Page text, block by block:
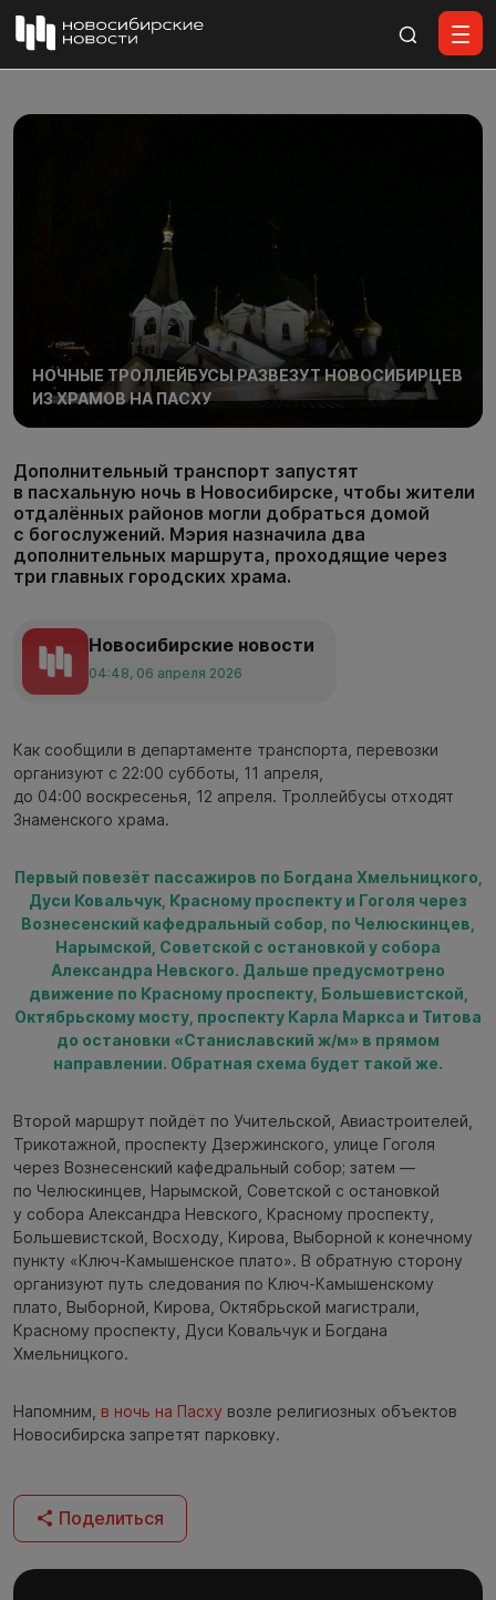
НОЧНЫЕ ТРОЛЛЕЙБУСЫ РАЗВЕЗУТ НОВОСИБИРЦЕВ
ИЗ ХРАМОВ НА ПАСХУ
Дополнительный транспорт запустят
в пасхальную ночь в Новосибирске, чтобы жители
отдалённых районов могли добраться домой
с богослужений. Мэрия назначила два
дополнительных маршрута, проходящие через
три главных городских храма.
Новосибирские новости
04:48, 06 апреля 2026
Как сообщили в департаменте транспорта, перевозки
организуют с 22:00 субботы, 11 апреля,
до 04:00 воскресенья, 12 апреля. Троллейбусы отходят
Знаменского храма.
Первый повезёт пассажиров по Богдана Хмельницкого,
Дуси Ковальчук, Красному проспекту и Гоголя через
Вознесенский кафедральный собор, по Челюскинцев,
Нарымской, Советской с остановкой у собора
Александра Невского. Дальше предусмотрено
движение по Красному проспекту, Большевистской,
Октябрьскому мосту, проспекту Карла Маркса и Титова
до остановки «Станиславский ж/м» в прямом
направлении. Обратная схема будет такой же.
Второй маршрут пойдёт по Учительской, Авиастроителей,
Трикотажной, проспекту Дзержинского, улице Гоголя
через Вознесенский кафедральный собор; затем —
по Челюскинцев, Нарымской, Советской с остановкой
у собора Александра Невского, Красному проспекту,
Большевистской, Восходу, Кирова, Выборной к конечному
пункту «Ключ-Камышенское плато». В обратную сторону
организуют путь следования по Ключ-Камышенскому
плато, Выборной, Кирова, Октябрьской магистрали,
Красному проспекту, Дуси Ковальчук и Богдана
Хмельницкого.
Напомним, в ночь на Пасху возле религиозных объектов
Новосибирска запретят парковку.
Поделиться